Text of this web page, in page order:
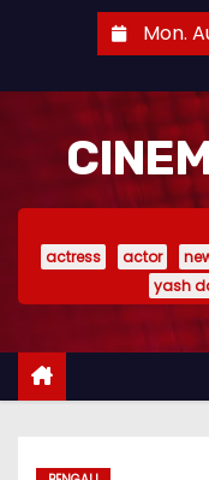
e
Mon.
actress actor
yash